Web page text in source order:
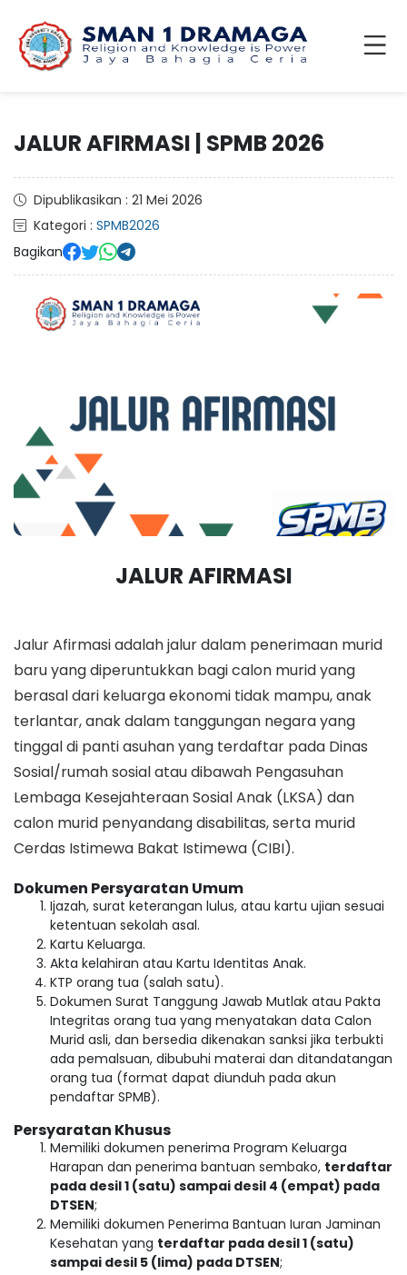
JALUR AFIRMASI | SPMB 2026
Dipublikasikan : 21 Mei 2026
Kategori : SPMB2026
Bagikan
JALUR AFIRMASI
Jalur Afirmasi adalah jalur dalam penerimaan murid
baru yang diperuntukkan bagi calon murid yang
berasal dari keluarga ekonomi tidak mampu, anak
terlantar, anak dalam tanggungan negara yang
tinggal di panti asuhan yang terdaftar pada Dinas
Sosial/rumah sosial atau dibawah Pengasuhan
Lembaga Kesejahteraan Sosial Anak (LKSA) dan
calon murid penyandang disabilitas, serta murid
Cerdas Istimewa Bakat Istimewa (CIBI).
Dokumen Persyaratan Umum
Ijazah, surat keterangan lulus, atau kartu ujian sesuai
ketentuan sekolah asal.
Kartu Keluarga.
Akta kelahiran atau Kartu Identitas Anak.
KTP orang tua (salah satu).
Dokumen Surat Tanggung Jawab Mutlak atau Pakta
Integritas orang tua yang menyatakan data Calon
Murid asli, dan bersedia dikenakan sanksi jika terbukti
ada pemalsuan, dibubuhi materai dan ditandatangan
orang tua (format dapat diunduh pada akun
pendaftar SPMB).
Persyaratan Khusus
Memiliki dokumen penerima Program Keluarga
Harapan dan penerima bantuan sembako, terdaftar
pada desil 1 (satu) sampai desil 4 (empat) pada
DTSEN;
Memiliki dokumen Penerima Bantuan Iuran Jaminan
Kesehatan yang terdaftar pada desil 1 (satu)
sampai desil 5 (lima) pada DTSEN;